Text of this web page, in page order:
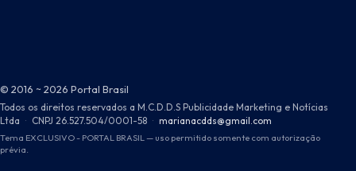
© 2016 ~ 2026 Portal Brasil
Todos os direitos reservados a M.C.D.D.S Publicidade Marketing e Notícias
Ltda · CNPJ 26.527.504/0001-58 · marianacdds@gmail.com
Tema EXCLUSIVO - PORTAL BRASIL — uso permitido somente com autorização
prévia.